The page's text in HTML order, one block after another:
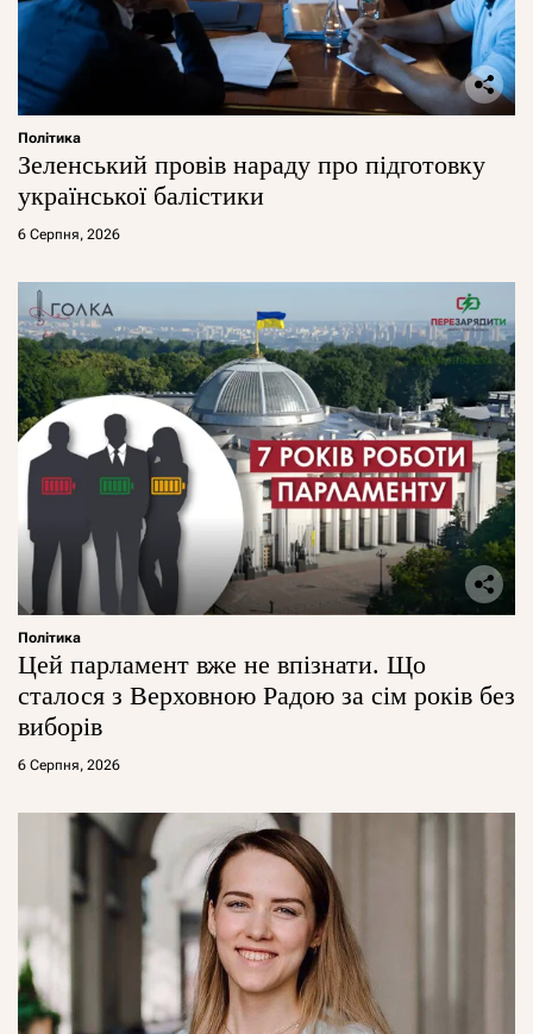
Політика
Зеленський провів нараду про підготовку
української балістики
6 Серпня, 2026
Політика
Цей парламент вже не впізнати. Що
сталося з Верховною Радою за сім років без
виборів
6 Серпня, 2026